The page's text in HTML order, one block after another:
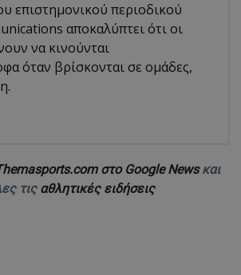
επιστημονικού περιοδικού
αποκαλύπτει ότι οι
να κινούνται
όταν βρίσκονται σε ομάδες,
στο Google Newsκαι
τις αθλητικές ειδήσεις